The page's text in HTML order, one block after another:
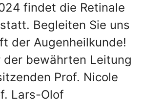
findet die Retinale
Begleiten Sie uns
der Augenheilkunde!
der bewährten Leitung
Prof. Nicole
Lars-Olof